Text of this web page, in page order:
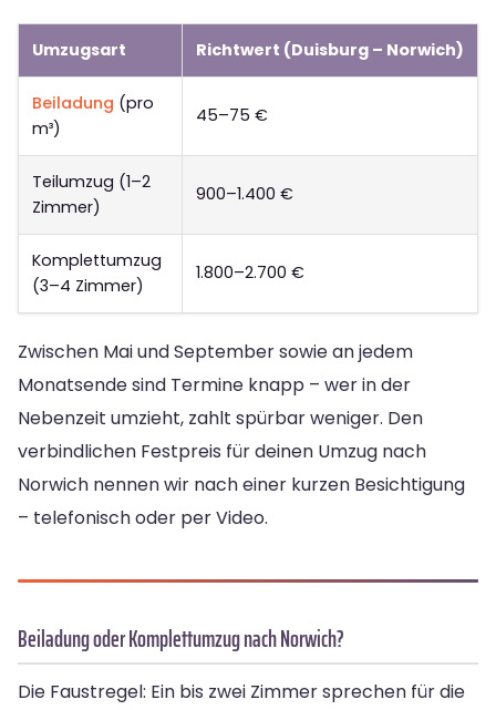
Umzugsart Richtwert (Duisburg – Norwich)
Beiladung (pro
m³)
45–75 €
Teilumzug (1–2
Zimmer)
900–1.400 €
Komplettumzug
(3–4 Zimmer)
1.800–2.700 €
Zwischen Mai und September sowie an jedem
Monatsende sind Termine knapp – wer in der
Nebenzeit umzieht, zahlt spürbar weniger. Den
verbindlichen Festpreis für deinen Umzug nach
Norwich nennen wir nach einer kurzen Besichtigung
– telefonisch oder per Video.
Beiladung oder Komplettumzug nach Norwich?
Die Faustregel: Ein bis zwei Zimmer sprechen für die